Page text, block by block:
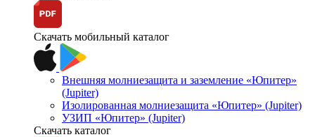
Скачать мобильный каталог
Внешняя молниезащита и заземление «Юпитер»
(Jupiter)
Изолированная молниезащита «Юпитер» (Jupiter)
УЗИП «Юпитер» (Jupiter)
Скачать каталог